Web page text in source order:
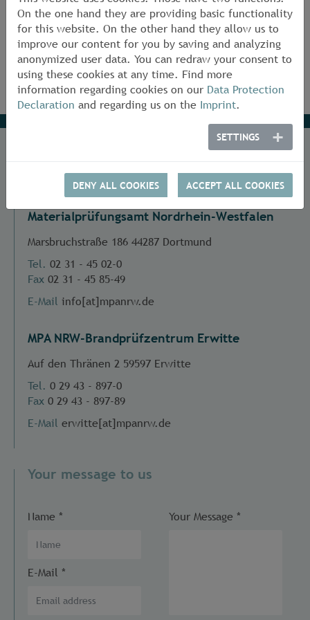
Address
Materialprüfungsamt Nordrhein-Westfalen
Marsbruchstraße 186 44287 Dortmund
Tel. 02 31 - 45 02-0
Fax 02 31 - 45 85-49
E-Mail info[at]mpanrw.de
MPA NRW-Brandprüfzentrum Erwitte
Auf den Thränen 2 59597 Erwitte
Tel. 0 29 43 - 897-0
Fax 0 29 43 - 897-89
E-Mail erwitte[at]mpanrw.de
Your message to us
Name *
E-Mail *
Your Message *
On the one hand they are providing basic functionality
for this website. On the other hand they allow us to
improve our content for you by saving and analyzing
anonymized user data. You can redraw your consent to
using these cookies at any time. Find more
information regarding cookies on our Data Protection
Declaration and regarding us on the Imprint.
SETTINGS
DENY ALL COOKIES ACCEPT ALL COOKIES